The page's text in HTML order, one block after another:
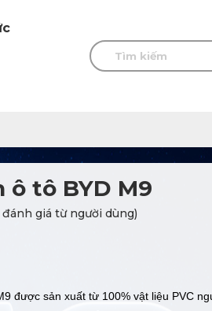
ô tô BYD M9
đánh giá từ người dùng)
được sản xuất từ 100% vật liệu PVC